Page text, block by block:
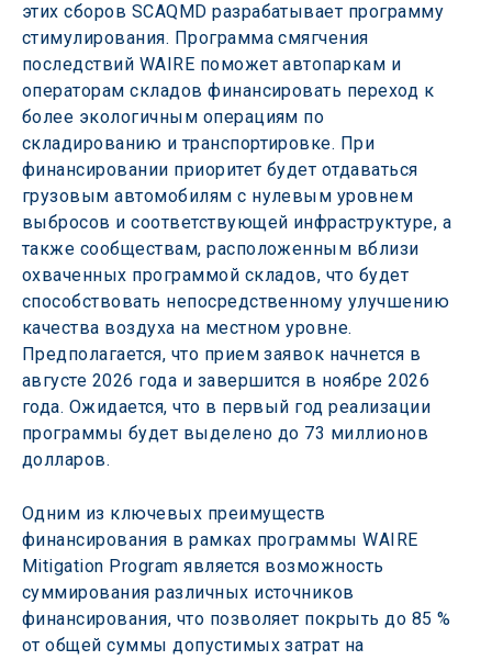
этих сборов SCAQMD разрабатывает программу
стимулирования. Программа смягчения
последствий WAIRE поможет автопаркам и
операторам складов финансировать переход к
более экологичным операциям по
складированию и транспортировке. При
финансировании приоритет будет отдаваться
грузовым автомобилям с нулевым уровнем
выбросов и соответствующей инфраструктуре, а
также сообществам, расположенным вблизи
охваченных программой складов, что будет
способствовать непосредственному улучшению
качества воздуха на местном уровне.
Предполагается, что прием заявок начнется в
августе 2026 года и завершится в ноябре 2026
года. Ожидается, что в первый год реализации
программы будет выделено до 73 миллионов
долларов.
Одним из ключевых преимуществ
финансирования в рамках программы WAIRE
Mitigation Program является возможность
суммирования различных источников
финансирования, что позволяет покрыть до 85 %
от общей суммы допустимых затрат на